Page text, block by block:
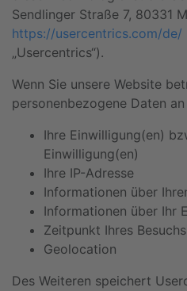
Sendlinger Straße 7, 80331
https://usercentrics.com/de/
„Usercentrics“).
Wenn Sie unsere Website
personenbezogene Daten
Ihre Einwilligung(en)
Einwilligung(en)
Ihre IP-Adresse
Informationen über
Informationen über Ihr
Zeitpunkt Ihres
Geolocation
Des Weiteren speichert